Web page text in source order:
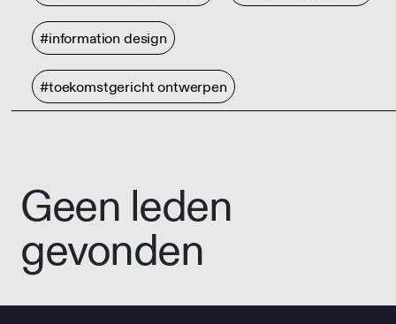
#information design
#toekomstgericht ontwerpen
Geen leden
gevonden